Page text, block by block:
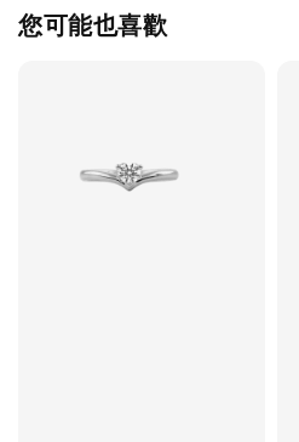
您可能也喜歡